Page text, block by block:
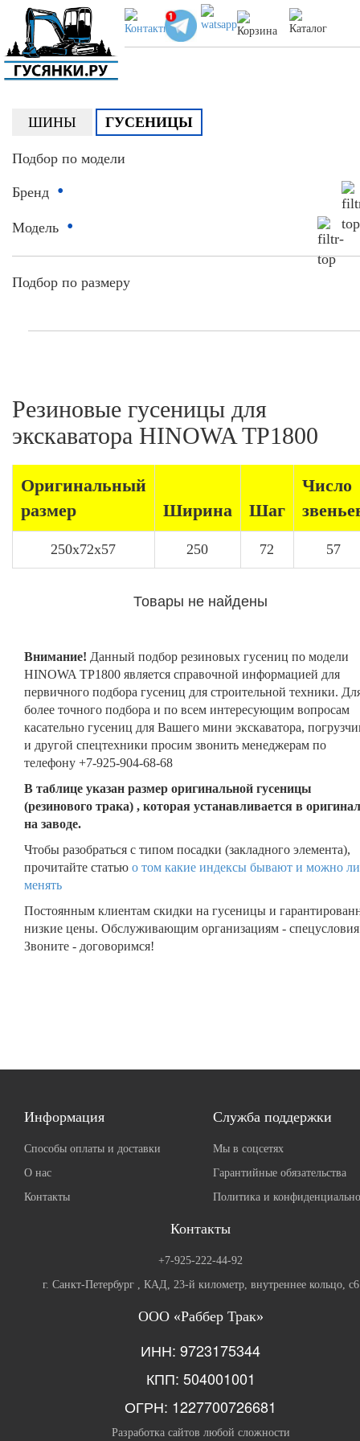
ШИНЫ ГУСЕНИЦЫ
Подбор по модели
Бренд •
Модель •
Подбор по размеру
Резиновые гусеницы для
экскаватора HINOWA TP1800
Оригинальный
размер
Ширина Шаг
Число
250x72x57 250 72 57
Товары не найдены
Внимание! Данный подбор резиновых гусениц по модели
HINOWA TP1800 является справочной информацией для
первичного подбора гусениц для строительной техники.
более точного подбора и по всем интересующим вопросам
касательно гусениц для Вашего мини экскаватора,
и другой спецтехники просим звонить менеджерам по
телефону +7-925-904-68-68
В таблице указан размер оригинальной гусеницы
(резинового трака) , которая устанавливается в
на заводе.
Чтобы разобраться с типом посадки (закладного элемента),
прочитайте статью о том какие индексы бывают и можно
менять
Постоянным клиентам скидки на гусеницы и
низкие цены. Обслуживающим организациям -
Звоните - договоримся!
Информация
Способы оплаты и доставки
О нас
Контакты
Служба поддержки
Мы в соцсетях
Гарантийные обязательства
Политика и
Контакты
+7-925-222-44-92
г. Санкт-Петербург , КАД, 23-й километр, внутреннее кольцо, с6
ООО «Раббер Трак»
ИНН: 9723175344
КПП: 504001001
ОГРН: 1227700726681
Разработка сайтов любой сложности